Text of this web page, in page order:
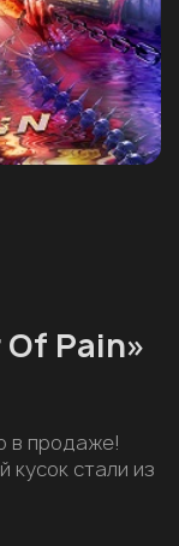
Pain»
в продаже!
кусок стали из